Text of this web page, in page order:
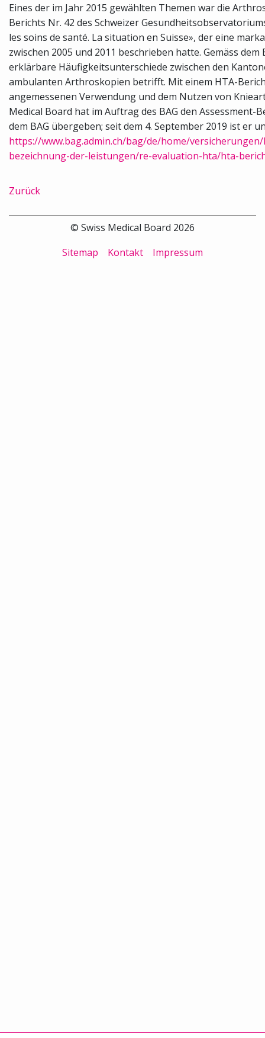
Eines der im Jahr 2015 gewählten Themen war die
Berichts Nr. 42 des Schweizer
les soins de santé. La situation en Suisse», der eine
zwischen 2005 und 2011 beschrieben hatte. Gemäss
erklärbare Häufigkeitsunterschiede zwischen den
ambulanten Arthroskopien betrifft. Mit einem HTA-
angemessenen Verwendung und dem Nutzen von
Medical Board hat im Auftrag des BAG den
dem BAG übergeben; seit dem 4. September 2019 ist
https://www.bag.admin.ch/bag/de/home/
bezeichnung-der-leistungen/re-evaluation-hta/hta-
Zurück
© Swiss Medical Board 2026
Sitemap
Kontakt Impressum